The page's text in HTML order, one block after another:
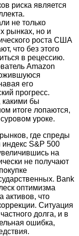
риска является
не только
рынках, но и
роста США
что без этого
в рецессию.
Amazon
его
прогресс.
какими бы
итоге лопаются,
уроке.
где спреды
индекс S&P 500
на
не получают
Bank
оптимизма
активов, что
Ситуация
долга, и в
ошибка,